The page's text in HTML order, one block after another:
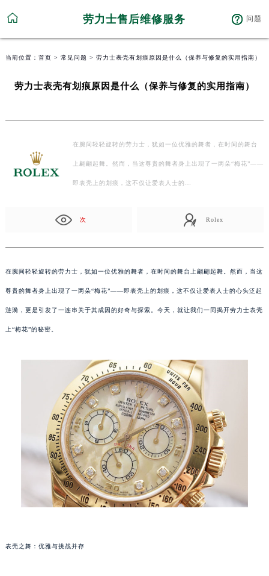
劳力士售后维修服务 问题
当前位置： 首页 > 常见问题 > 劳力士表壳有划痕原因是什么（保养与修复的实用指南）
劳力士表壳有划痕原因是什么（保养与修复的实用指南）
在腕间轻轻旋转的劳力士，犹如一位优雅的舞者，在时间的舞台
上翩翩起舞。然而，当这尊贵的舞者身上出现了一两朵“梅花”——
即表壳上的划痕，这不仅让爱表人士的…
次 Rolex
在腕间轻轻旋转的劳力士，犹如一位优雅的舞者，在时间的舞台上翩翩起舞。然而，当这
尊贵的舞者身上出现了一两朵“梅花”——即表壳上的划痕，这不仅让爱表人士的心头泛起
涟漪，更是引发了一连串关于其成因的好奇与探索。今天，就让我们一同揭开劳力士表壳
上“梅花”的秘密。
表壳之舞：优雅与挑战并存